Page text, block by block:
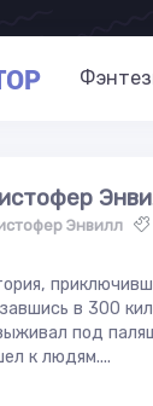
Энвилл
в 300
под
к людям....